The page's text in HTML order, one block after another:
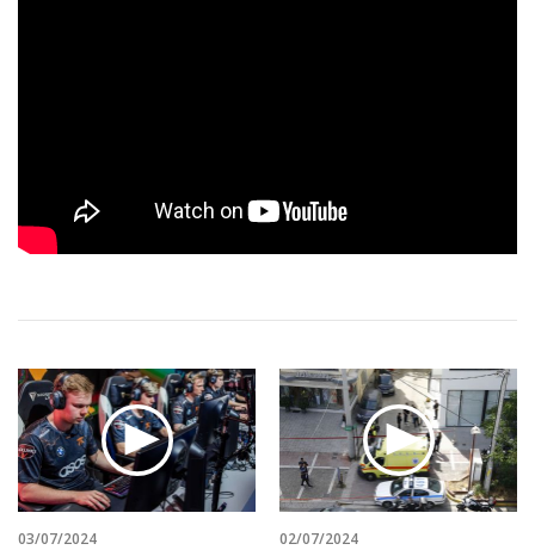
Αθλητισμός
Κύπρος
Κληρώσεις Allwyn
Οικονομική
Οικονομία
Real Estate
Επιχειρήσεις
Αγορές
Geek
Νέα
Αυτοκίνηση
Αφιερώματα
Πολιτική
Οικονομία
Γενικά
Αναδρομές
03/07/2024 02/07/2024